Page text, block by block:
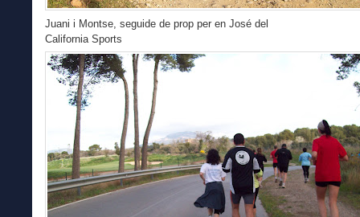
Juani i Montse, seguide de prop per en José del
California Sports